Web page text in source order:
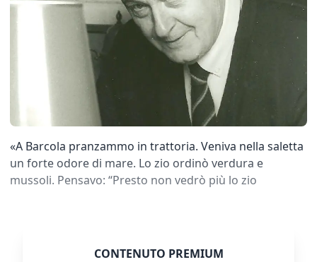
«A Barcola pranzammo in trattoria. Veniva nella saletta
un forte odore di mare. Lo zio ordinò verdura e
mussoli. Pensavo: “Presto non vedrò più lo zio
CONTENUTO PREMIUM